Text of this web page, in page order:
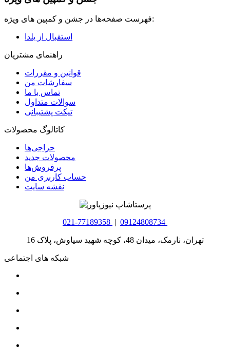
فهرست صفحه‌ها در جشن و کمپین های ویژه:
استقبال از یلدا
راهنمای مشتریان
قوانین و مقررات
سفارشات من
تماس با ما
سوالات متداول
تیکت پشتیبانی
کاتالوگ محصولات
حراجی‌ها
محصولات جدید
پرفروش‌ها
حساب کاربری من
نقشه سایت
021-77189358 | 09124808734
تهران، نارمک، میدان 48، کوچه شهید سیاوش، پلاک 16
شبکه های اجتماعی